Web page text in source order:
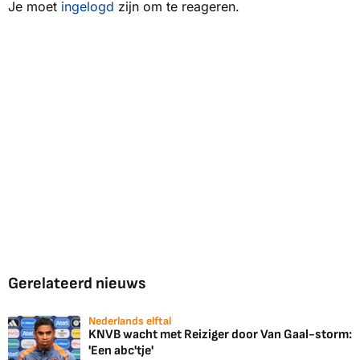
Je moet ingelogd zijn om te reageren.
Gerelateerd nieuws
Nederlands elftal
KNVB wacht met Reiziger door Van Gaal-storm:
'Een abc'tje'